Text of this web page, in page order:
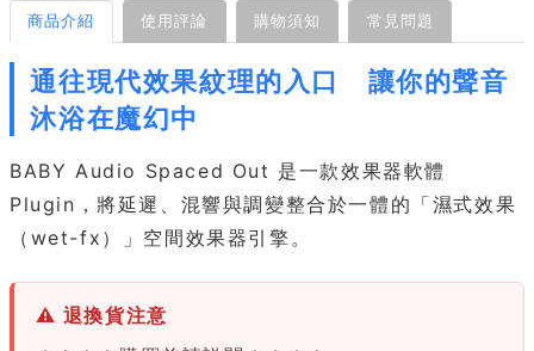
商品介紹 使用評論 購物須知 常見問題
通往現代效果紋理的入口 讓你的聲音
沐浴在魔幻中
BABY Audio Spaced Out 是一款效果器軟體
Plugin，將延遲、混響與調變整合於一體的「濕式效果
（wet-fx）」空間效果器引擎。
⚠ 退換貨注意